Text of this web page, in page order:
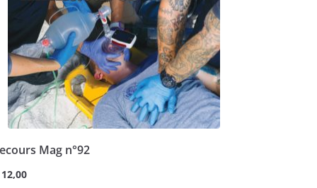
Mag n°92
12,00